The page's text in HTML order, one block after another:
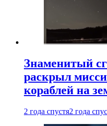
Знаменитый
раскрыл
кораблей на
2 года спустя2 года